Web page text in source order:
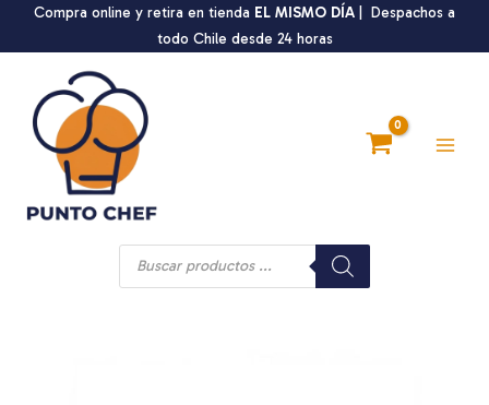
Compra online y retira en tienda EL MISMO DÍA | Despachos a
todo Chile desde 24 horas
Búsqueda